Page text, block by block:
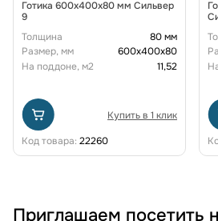
Готика 600х400х80 мм Сильвер
9
Толщина
80 мм
Размер, мм
600х400х80
На поддоне, м2
11,52
Купить в 1 клик
Код товара: 22260
Приглашаем посетить